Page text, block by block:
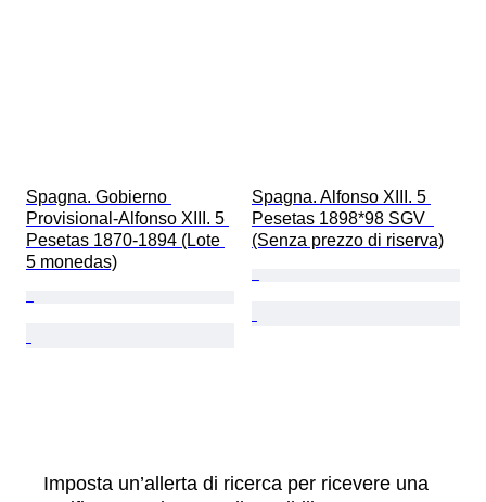
Spagna. Gobierno
Provisional-Alfonso XIII. 5
Pesetas 1870-1894 (Lote
5 monedas)
Spagna. Alfonso XIII. 5
Pesetas 1898*98 SGV
(Senza prezzo di riserva)
Imposta un’allerta di ricerca per ricevere una